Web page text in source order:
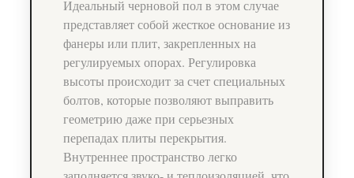
Идеальный черновой пол в этом случае
представляет собой жесткое основание из
фанеры или плит, закрепленных на
регулируемых опорах. Регулировка
высоты происходит за счет специальных
болтов, которые позволяют выправить
геометрию даже при серьезных
перепадах плиты перекрытия.
Внутреннее пространство легко